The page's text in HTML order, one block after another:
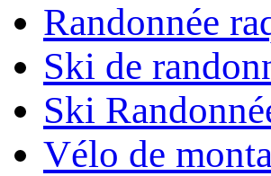
Randonnée
Ski de
Ski
Vélo de